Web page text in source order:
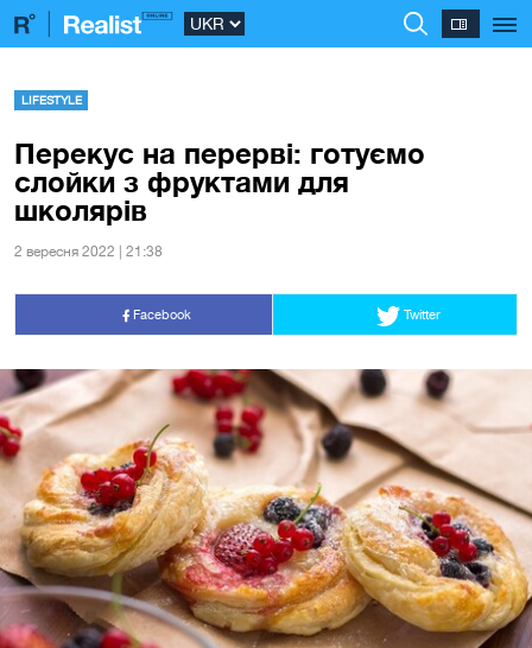
LIFESTYLE
Перекус на перерві: готуємо
слойки з фруктами для
школярів
2 вересня 2022 | 21:38
Facebook Twitter